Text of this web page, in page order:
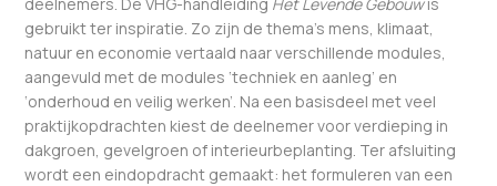
gebruikt ter inspiratie. Zo zijn de thema’s mens, klimaat,
natuur en economie vertaald naar verschillende modules,
aangevuld met de modules ‘techniek en aanleg’ en
‘onderhoud en veilig werken’. Na een basisdeel met veel
praktijkopdrachten kiest de deelnemer voor verdieping in
dakgroen, gevelgroen of interieurbeplanting. Ter afsluiting
wordt een eindopdracht gemaakt: het formuleren van een